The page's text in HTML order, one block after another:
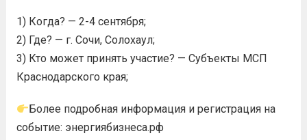
1) Когда? — 2-4 сентября;
2) Где? — г. Сочи, Солохаул;
3) Кто может принять участие? — Субъекты МСП
Краснодарского края;
Более подробная информация и регистрация на
событие: энергиябизнеса.рф